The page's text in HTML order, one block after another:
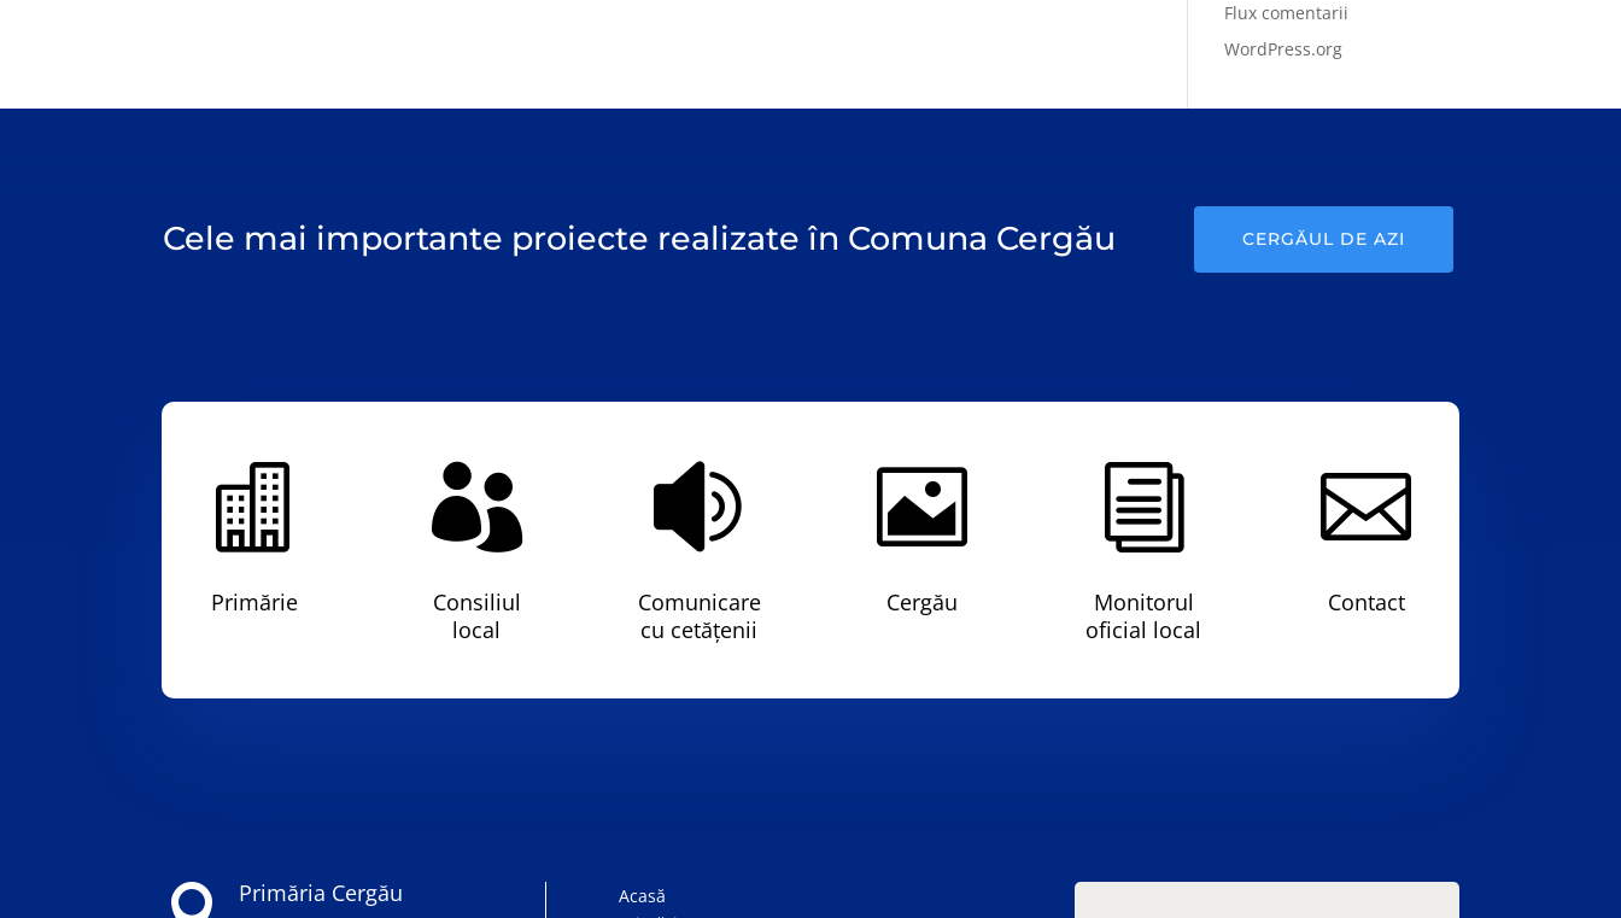
Flux comentarii
WordPress.org
Cele mai importante proiecte realizate în Comuna Cergău CERGĂUL DE AZI

Primărie

Consiliul
local

Comunicare
cu cetățenii

Cergău
i
Monitorul
oficial local

Contact
Primăria Cergău
Acasă